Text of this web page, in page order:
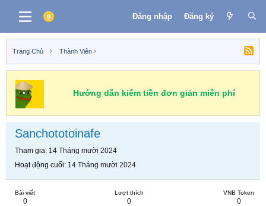
Đăng nhập Đăng ký
Trang Chủ Thành Viên
Hướng dẫn kiếm tiền đơn giản miễn phí
Sanchototoinafe
Tham gia 14 Tháng mười 2024
Hoạt động cuối 14 Tháng mười 2024
Bài viết
0
Lượt thích
0
VNB Token
0